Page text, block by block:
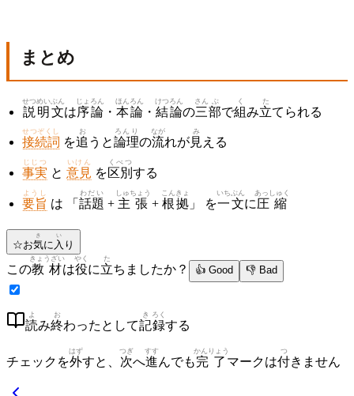
まとめ
説明
せつめい
文
ぶん
は序論
じょろん
・ 本論
ほんろん
・ 結論
けつろん
の三
さん
部
ぶ
で組
く
み立
た
てられる
接続詞
せつぞくし
を追
お
うと論理
ろんり
の流
なが
れが見
み
える
事実
じじつ
と 意見
いけん
を区別
くべつ
する
要旨
ようし
は 「 話題
わだい
+ 主張
しゅちょう
+ 根拠
こんきょ
」 を一文
いちぶん
に圧縮
あっしゅく
☆お気
き
に 入
い
り
この教材
きょうざい
は役
やく
に立
た
ちましたか？ 👍 Good 👎 Bad
読
よ
み終
お
わったとして記
き
録
ろく
する
チェックを外
はず
すと、 次
つぎ
へ進
すす
んでも完了
かんりょう
マークは付
つ
きません